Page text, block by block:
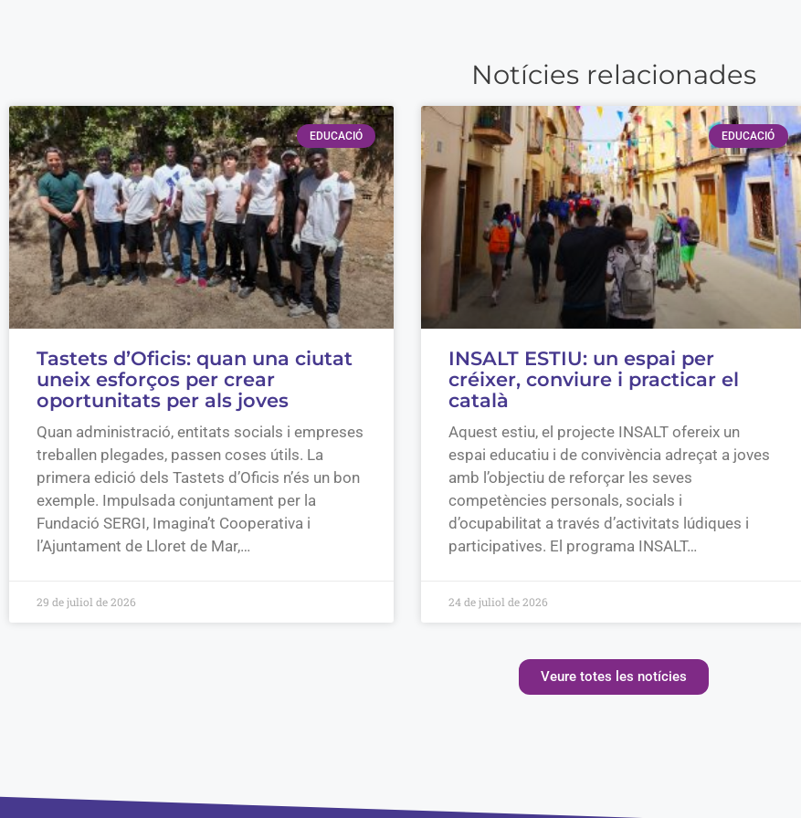
Notícies relacionades
EDUCACIÓ
Tastets d’Oficis: quan una ciutat
uneix esforços per crear
oportunitats per als joves
Quan administració, entitats socials i empreses
treballen plegades, passen coses útils. La
primera edició dels Tastets d’Oficis n’és un bon
exemple. Impulsada conjuntament per la
Fundació SERGI, Imagina’t Cooperativa i
l’Ajuntament de Lloret de Mar,…
29 de juliol de 2026
EDUCACIÓ
INSALT ESTIU: un espai per
créixer, conviure i practicar el
català
Aquest estiu, el projecte INSALT ofereix un
espai educatiu i de convivència adreçat a joves
amb l’objectiu de reforçar les seves
competències personals, socials i
d’ocupabilitat a través d’activitats lúdiques i
participatives. El programa INSALT…
24 de juliol de 2026
Veure totes les notícies